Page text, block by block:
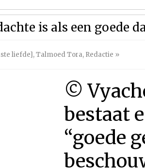
is als een goede
liefde],Talmoed Tora, Redactie »
©
bestaat
“goede